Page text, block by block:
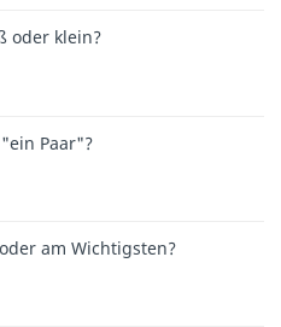
oder klein?
Paar"?
am Wichtigsten?